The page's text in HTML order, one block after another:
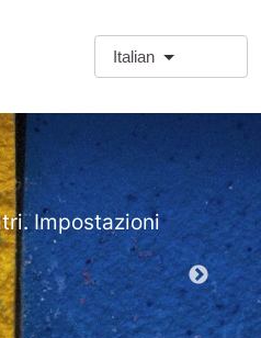
Italian
ImpostazioniExtra
Demo